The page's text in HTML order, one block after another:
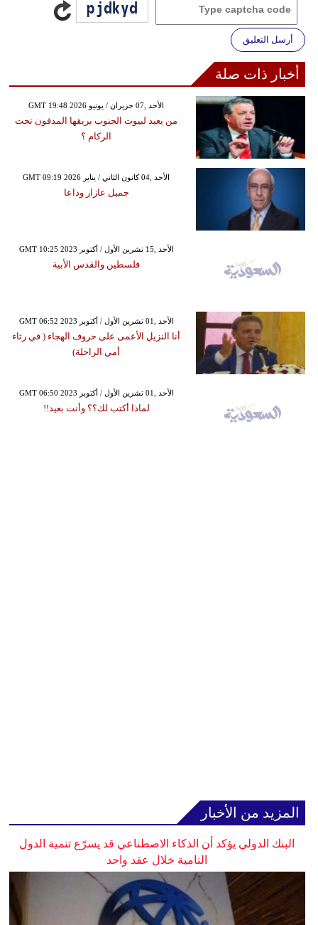
أرسل التعليق
أخبار ذات صلة
GMT 19:48 2026 الأحد ,07 حزيران / يونيو
من يعيد لبيوت الجنوب بريقها المدفون تحت
الركام ؟
GMT 09:19 2026 الأحد ,04 كانون الثاني / يناير
جميل عازار وداعا
GMT 10:25 2023 الأحد ,15 تشرين الأول / أكتوبر
فلسطين والقدس الأبية
GMT 06:52 2023 الأحد ,01 تشرين الأول / أكتوبر
أنا النزيل الأعمى على حروف الهجاء ( في رثاء
أمي الراحلة)
GMT 06:50 2023 الأحد ,01 تشرين الأول / أكتوبر
لماذا أكتب لك؟؟ وأنت بعيد!!
المزيد من الأخبار
البنك الدولي يؤكد أن الذكاء الاصطناعي قد يسرّع تنمية الدول
النامية خلال عقد واحد